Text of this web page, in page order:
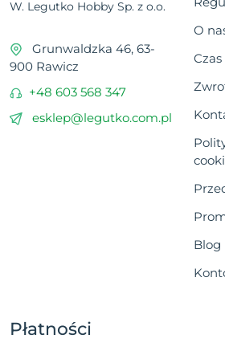
W. Legutko Hobby Sp. z o.o.
Grunwaldzka 46, 63-
900 Rawicz
+48 603 568 347
esklep@legutko.com.pl
O
Blog
Płatności